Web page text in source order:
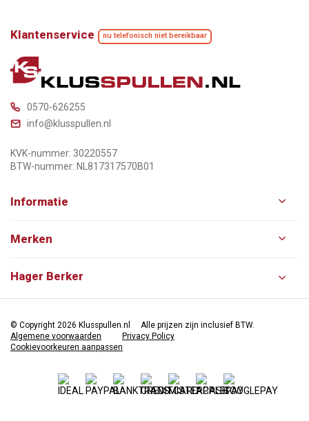
Klantenservice nu telefonisch niet bereikbaar
0570-626255
info@klusspullen.nl
KVK-nummer: 30220557
BTW-nummer: NL817317570B01
Informatie
Merken
Hager Berker
© Copyright 2026 Klusspullen.nl
Alle prijzen zijn inclusief BTW.
Algemene voorwaarden
Privacy Policy
Cookievoorkeuren aanpassen